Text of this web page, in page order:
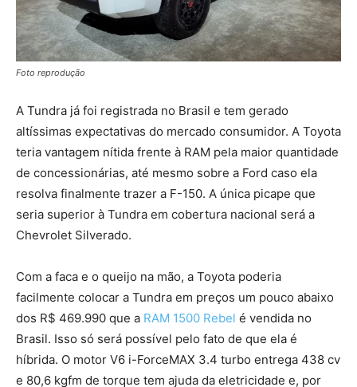
Foto reprodução
A Tundra já foi registrada no Brasil e tem gerado
altíssimas expectativas do mercado consumidor. A Toyota
teria vantagem nítida frente à RAM pela maior quantidade
de concessionárias, até mesmo sobre a Ford caso ela
resolva finalmente trazer a F-150. A única picape que
seria superior à Tundra em cobertura nacional será a
Chevrolet Silverado.
Com a faca e o queijo na mão, a Toyota poderia
facilmente colocar a Tundra em preços um pouco abaixo
dos R$ 469.990 que a RAM 1500 Rebel é vendida no
Brasil. Isso só será possível pelo fato de que ela é
híbrida. O motor V6 i-ForceMAX 3.4 turbo entrega 438 cv
e 80,6 kgfm de torque tem ajuda da eletricidade e, por